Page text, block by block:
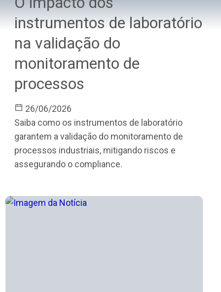
instrumentos de laboratório
na validação do
monitoramento de
processos
26/06/2026
Saiba como os instrumentos de laboratório
garantem a validação do monitoramento de
processos industriais, mitigando riscos e
assegurando o compliance.